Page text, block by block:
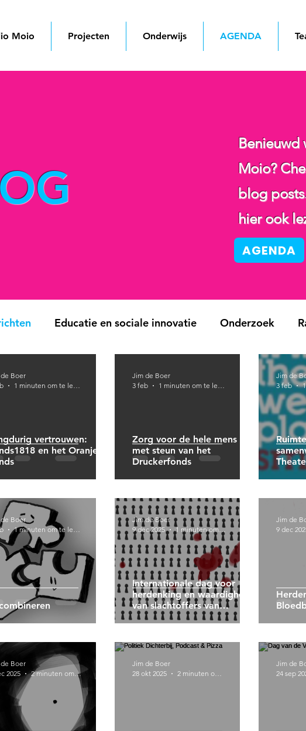
Moio Projecten Onderwijs AGENDA
Benieuwd
Moio?
blog
hier ook
AGENDA
Educatie en sociale innovatie Onderzoek
en cultuur Doorbraak
vertrouwen:
en het Oranje
Boer
1 minuten om te lezen
Zorg voor de hele mens –
met steun van het
Druckerfonds
Jim de Boer
3 feb
1 minuten om te lezen
Jim de
3 feb
Boer
1 minuten om te lezen
Internationale dag voor
herdenking en waardigheid
van slachtoffers van
genocide en ter voorkoming
Jim de Boer
9 dec 2025
1 minuten om te lezen
Jim de
9 dec
Boer
2025
2 minuten om te lezen
Jim de Boer
28 okt 2025
2 minuten om te lezen
Jim de
24 sep